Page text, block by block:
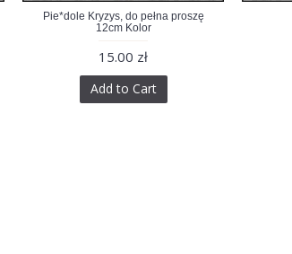
Pie*dole Kryzys, do pełna proszę
12cm Kolor
15.00 zł
Add to Cart